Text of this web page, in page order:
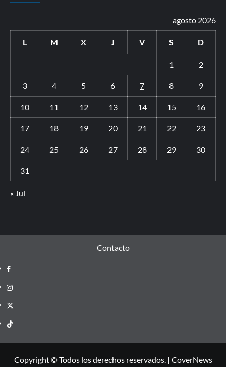
agosto 2026
L M X J V S D
1 2
3 4 5 6 7 8 9
10 11 12 13 14 15 16
17 18 19 20 21 22 23
24 25 26 27 28 29 30
31
« Jul
Contacto
Copyright © Todos los derechos reservados. | CoverNews